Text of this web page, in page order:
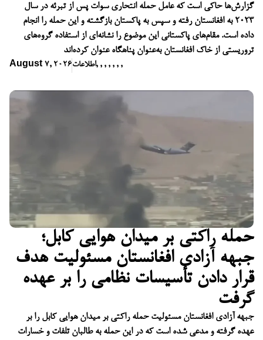
گزارش‌ها حاکی است که عامل حمله انتحاری سوات پس از تبرئه در سال
۲۰۲۳ به افغانستان رفته و سپس به پاکستان بازگشته و این حمله را انجام
داده است. مقام‌های پاکستانی این موضوع را نشانه‌ای از استفاده گروه‌های
تروریستی از خاک افغانستان به‌عنوان پناهگاه عنوان کرده‌اند
August 7, 2026اطلاعات, , , , , , ,
حمله راکتی بر میدان هوایی کابل؛
جبهه آزادی افغانستان مسئولیت هدف
قرار دادن تأسیسات نظامی را بر عهده
گرفت
جبهه آزادی افغانستان مسئولیت حمله راکتی بر میدان هوایی کابل را بر
عهده گرفته و مدعی شده است که در این حمله به طالبان تلفات و خسارات